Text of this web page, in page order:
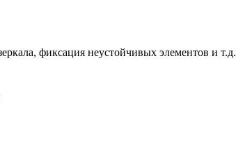
фиксация неустойчивых элементов и т.д.